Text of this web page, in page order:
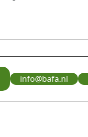
info@bafa.nl